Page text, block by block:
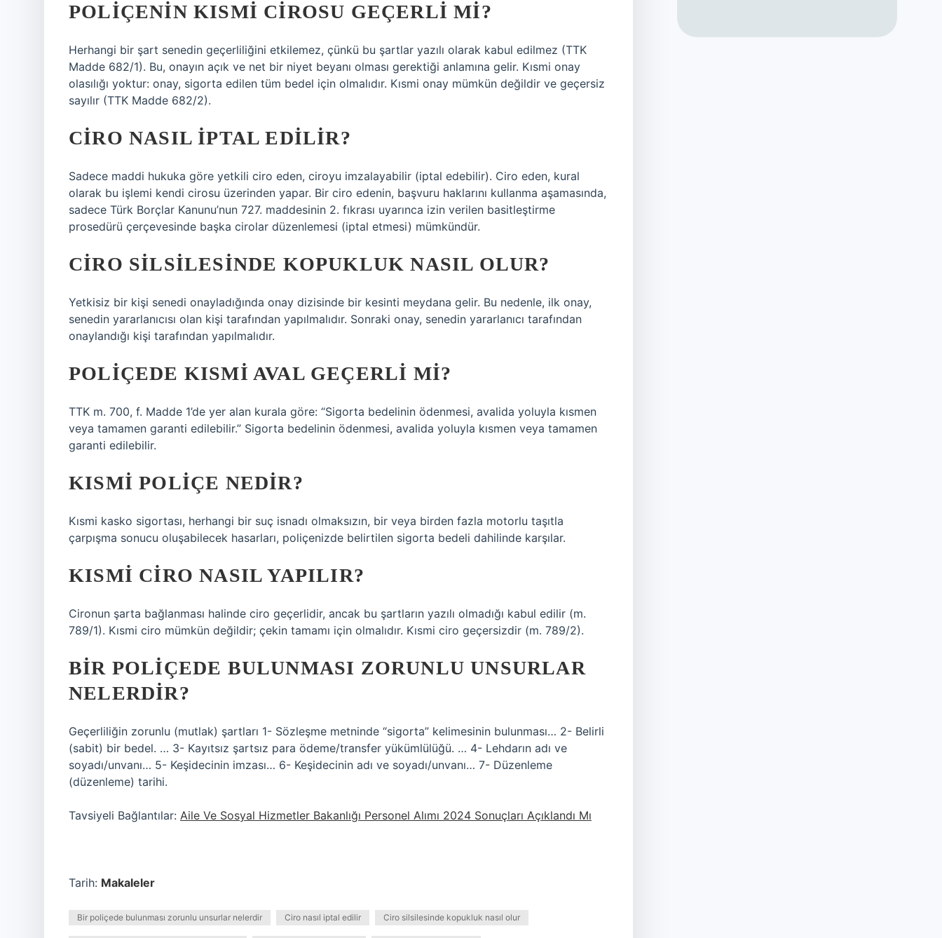
POLIÇENIN KISMI CIROSU GEÇERLI MI?
Herhangi bir şart senedin geçerliliğini etkilemez, çünkü bu şartlar yazılı olarak kabul edilmez (TTK
Madde 682/1). Bu, onayın açık ve net bir niyet beyanı olması gerektiği anlamına gelir. Kısmi onay
olasılığı yoktur: onay, sigorta edilen tüm bedel için olmalıdır. Kısmi onay mümkün değildir ve geçersiz
sayılır (TTK Madde 682/2).
CIRO NASIL IPTAL EDILIR?
Sadece maddi hukuka göre yetkili ciro eden, ciroyu imzalayabilir (iptal edebilir). Ciro eden, kural
olarak bu işlemi kendi cirosu üzerinden yapar. Bir ciro edenin, başvuru haklarını kullanma aşamasında,
sadece Türk Borçlar Kanunu’nun 727. maddesinin 2. fıkrası uyarınca izin verilen basitleştirme
prosedürü çerçevesinde başka cirolar düzenlemesi (iptal etmesi) mümkündür.
CIRO SILSILESINDE KOPUKLUK NASIL OLUR?
Yetkisiz bir kişi senedi onayladığında onay dizisinde bir kesinti meydana gelir. Bu nedenle, ilk onay,
senedin yararlanıcısı olan kişi tarafından yapılmalıdır. Sonraki onay, senedin yararlanıcı tarafından
onaylandığı kişi tarafından yapılmalıdır.
POLIÇEDE KISMI AVAL GEÇERLI MI?
TTK m. 700, f. Madde 1’de yer alan kurala göre: “Sigorta bedelinin ödenmesi, avalida yoluyla kısmen
veya tamamen garanti edilebilir.” Sigorta bedelinin ödenmesi, avalida yoluyla kısmen veya tamamen
garanti edilebilir.
KISMI POLIÇE NEDIR?
Kısmi kasko sigortası, herhangi bir suç isnadı olmaksızın, bir veya birden fazla motorlu taşıtla
çarpışma sonucu oluşabilecek hasarları, poliçenizde belirtilen sigorta bedeli dahilinde karşılar.
KISMI CIRO NASIL YAPILIR?
Cironun şarta bağlanması halinde ciro geçerlidir, ancak bu şartların yazılı olmadığı kabul edilir (m.
789/1). Kısmi ciro mümkün değildir; çekin tamamı için olmalıdır. Kısmi ciro geçersizdir (m. 789/2).
BIR POLIÇEDE BULUNMASI ZORUNLU UNSURLAR
NELERDIR?
Geçerliliğin zorunlu (mutlak) şartları 1- Sözleşme metninde “sigorta” kelimesinin bulunması… 2- Belirli
(sabit) bir bedel. … 3- Kayıtsız şartsız para ödeme/transfer yükümlülüğü. … 4- Lehdarın adı ve
soyadı/unvanı… 5- Keşidecinin imzası… 6- Keşidecinin adı ve soyadı/unvanı… 7- Düzenleme
(düzenleme) tarihi.
Tavsiyeli Bağlantılar: Aile Ve Sosyal Hizmetler Bakanlığı Personel Alımı 2024 Sonuçları Açıklandı Mı
Tarih: Makaleler
Bir poliçede bulunması zorunlu unsurlar nelerdir Ciro nasıl iptal edilir Ciro silsilesinde kopukluk nasıl olur